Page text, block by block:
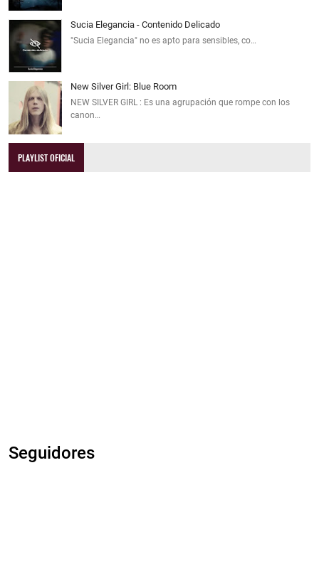
Sucia Elegancia - Contenido Delicado
"Sucia Elegancia" no es apto para sensibles, co…
New Silver Girl: Blue Room
NEW SILVER GIRL : Es una agrupación que rompe con los
canon…
PLAYLIST OFICIAL
Seguidores